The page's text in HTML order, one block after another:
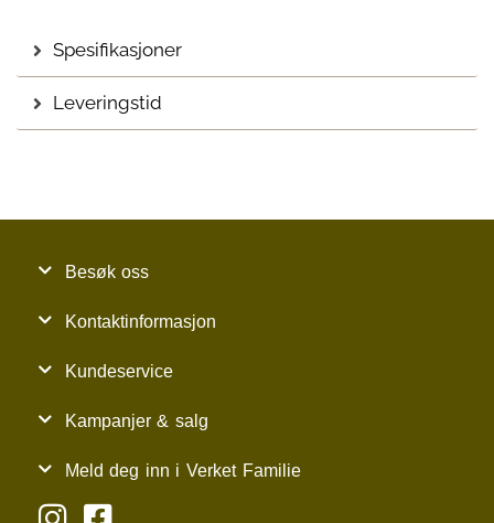
Spesifikasjoner
Leveringstid
Besøk oss
Kontaktinformasjon
Kundeservice
Kampanjer & salg
Meld deg inn i Verket Familie